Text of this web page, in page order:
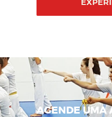
AGENDE UMA